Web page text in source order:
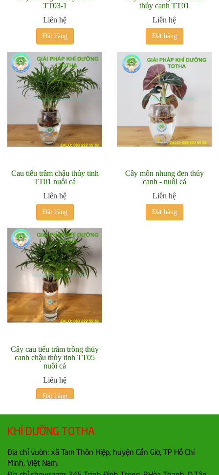
TT03-1
Liên hệ
Đặt hàng
thủy canh TT01
Liên hệ
Đặt hàng
Cau tiểu trâm chậu thủy tinh
TT01 nuôi cá
Liên hệ
Đặt hàng
Cây môn nhung đen thủy
canh - nuôi cá
Liên hệ
Đặt hàng
Cây cau tiểu trâm trồng thủy
canh chậu thủy tinh TT05
nuôi cá
Liên hệ
Đặt hàng
KHÍ DƯỠNG TOTHA
Địa chỉ vườn: xã Tam Thôn Hiệp, huyện Cần Giờ, TP Hồ Chí
Minh, Việt Nam.